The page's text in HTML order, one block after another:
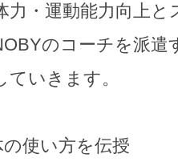
力・運動能力向上
のコーチを派遣
いきます。
使い方を伝授